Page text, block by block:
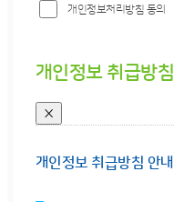
개인정보처리방침 동의
개인정보 취급방침
×
개인정보 취급방침 안내